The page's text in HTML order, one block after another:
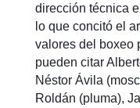
dirección técnica
lo que concitó el
valores del boxeo
pueden citar
Néstor Ávila
Roldán (pluma),